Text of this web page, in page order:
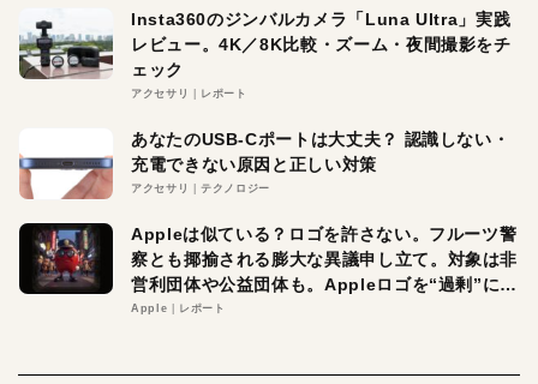
Insta360のジンバルカメラ「Luna Ultra」実践
レビュー。4K／8K比較・ズーム・夜間撮影をチ
ェック
アクセサリ レポート
あなたのUSB-Cポートは大丈夫？ 認識しない・
充電できない原因と正しい対策
アクセサリ テクノロジー
Appleは似ている？ロゴを許さない。フルーツ警
察とも揶揄される膨大な異議申し立て。対象は非
営利団体や公益団体も。Appleロゴを“過剰”に守
る理由とは
Apple レポート